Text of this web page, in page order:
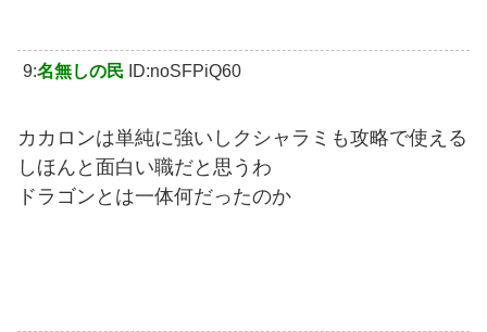
9:名無しの民 ID:noSFPiQ60
カカロンは単純に強いしクシャラミも攻略で使える
しほんと面白い職だと思うわ
ドラゴンとは一体何だったのか